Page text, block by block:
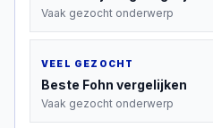
Vaak gezocht onderwerp
VEEL GEZOCHT
Beste Fohn vergelijken
Vaak gezocht onderwerp